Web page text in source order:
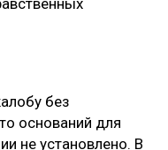
в состоянии
нарушил правила
встречную полосу и
дочь заявителя.
внимание суда на